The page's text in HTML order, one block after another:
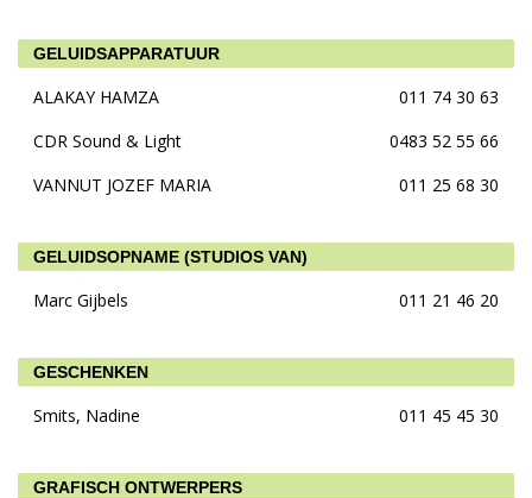
GELUIDSAPPARATUUR
ALAKAY HAMZA
011 74 30 63
CDR Sound & Light
0483 52 55 66
VANNUT JOZEF MARIA
011 25 68 30
GELUIDSOPNAME (STUDIOS VAN)
Marc Gijbels 011 21 46 20
GESCHENKEN
Smits, Nadine 011 45 45 30
GRAFISCH ONTWERPERS